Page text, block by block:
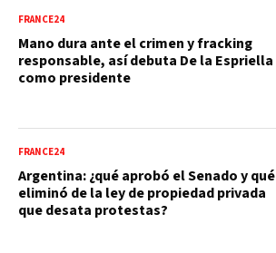
FRANCE24
Mano dura ante el crimen y fracking
responsable, así debuta De la Espriella
como presidente
FRANCE24
Argentina: ¿qué aprobó el Senado y qué
eliminó de la ley de propiedad privada
que desata protestas?